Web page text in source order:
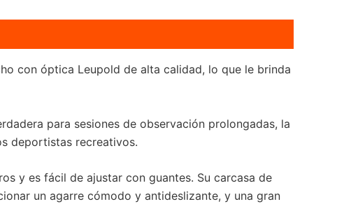
con óptica Leupold de alta calidad, lo que le brinda
para sesiones de observación prolongadas, la
deportistas recreativos.
y es fácil de ajustar con guantes. Su carcasa de
un agarre cómodo y antideslizante, y una gran